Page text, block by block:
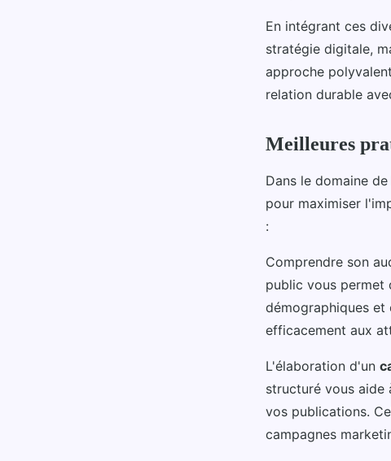
En intégrant ces
stratégie digitale,
approche
relation durable
Meilleures
Dans le domaine de
pour maximiser
:
Comprendre son
public vous permet
démographiques
efficacement aux
L'élaboration d'un
structuré vous aide
vos publications.
campagnes